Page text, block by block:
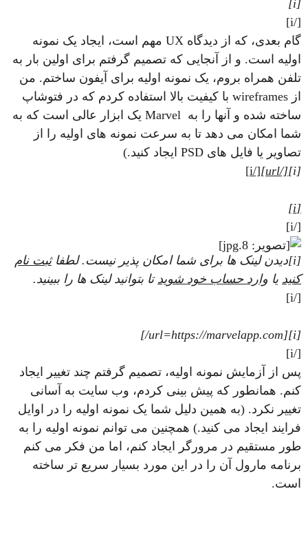
[i]
[/i]
گام بعدی، که از دیدگاه UX مهم است، ایجاد یک نمونه
اولیه است. و از آنجایی که تصمیم گرفتم برای اولین بار به
تلفن همراه بروم، یک نمونه اولیه برای آیفون ساختم. من
از wireframes با کیفیت بالا استفاده کردم که در فتوشاپ
ساخته شده و آنها را به Marvel یک ابزار عالی است که به
شما امکان می دهد تا به سرعت نمونه های اولیه را از
تصاویر یا فایل های PSD ایجاد کنید.)
[i]
[/url]
[/i]
[i]
[/i]
[i]دیدن لینک ها برای شما امکان پذیر نیست. لطفا
ثبت نام
کنید یا وارد حساب خود شوید تا بتوانید لینک ها را ببینید.
[/i]
[i][url=https://marvelapp.com/]
[/i]
پس از آزمایش نمونه اولیه، تصمیم گرفتم چند تغییر ایجاد
کنم. همانطور که پیش بینی کردم، وب سایت به آسانی
تغییر نکرد. (به همین دلیل شما یک نمونه اولیه را در اوایل
فرایند ایجاد می کنید.) همچنین می توانم نمونه اولیه را به
طور مستقیم در مرورگر ایجاد کنم، اما من فکر می کنم
برنامه مارول آن را در این مورد بسیار سریع تر ساخته
است.